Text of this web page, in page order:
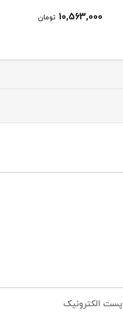
10,563,000 تومان
پست الکترونیک